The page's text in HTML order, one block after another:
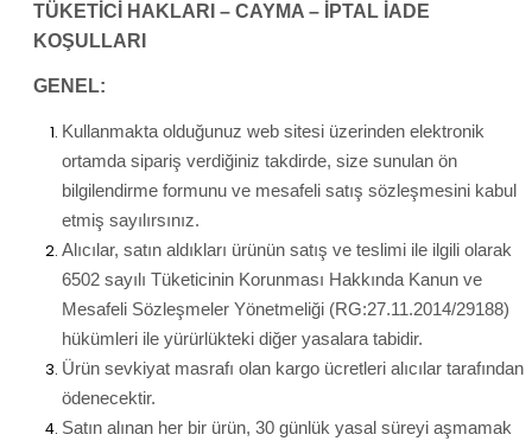
TÜKETİCİ HAKLARI – CAYMA – İPTAL İADE
KOŞULLARI
GENEL:
Kullanmakta olduğunuz web sitesi üzerinden elektronik
ortamda sipariş verdiğiniz takdirde, size sunulan ön
bilgilendirme formunu ve mesafeli satış sözleşmesini kabul
etmiş sayılırsınız.
Alıcılar, satın aldıkları ürünün satış ve teslimi ile ilgili olarak
6502 sayılı Tüketicinin Korunması Hakkında Kanun ve
Mesafeli Sözleşmeler Yönetmeliği (RG:27.11.2014/29188)
hükümleri ile yürürlükteki diğer yasalara tabidir.
Ürün sevkiyat masrafı olan kargo ücretleri alıcılar tarafından
ödenecektir.
Satın alınan her bir ürün, 30 günlük yasal süreyi aşmamak